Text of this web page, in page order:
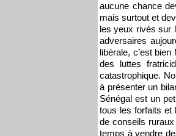
aucune chance
mais surtout et
les yeux rivés sur
adversaires
libérale, c’est
des luttes
catastrophique.
à présenter un
Sénégal est un
tous les forfaits et
de conseils
temps à vendre